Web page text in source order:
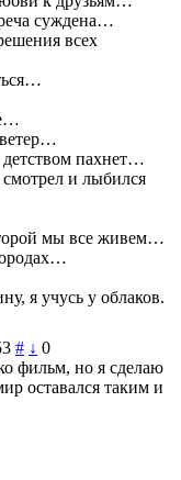
суждена…
всех
пахнет…
и лыбился
мы все живем…
я учусь у облаков.
# ↓ 0
фильм, но я сделаю
оставался таким и